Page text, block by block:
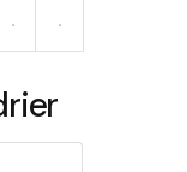
· ·